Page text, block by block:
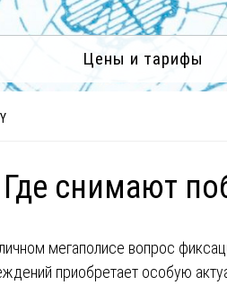
Цены и тарифы
снимают
мегаполисе вопрос
приобретает особую